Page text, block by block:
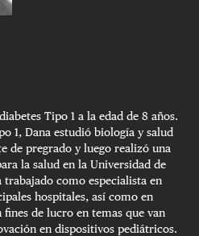
Tipo 1 a la edad de 8 años.
1, Dana estudió biología y salud
de pregrado y luego realizó una
la salud en la Universidad de
trabajado como especialista en
hospitales, así como en
fines de lucro en temas que van
en dispositivos pediátricos.